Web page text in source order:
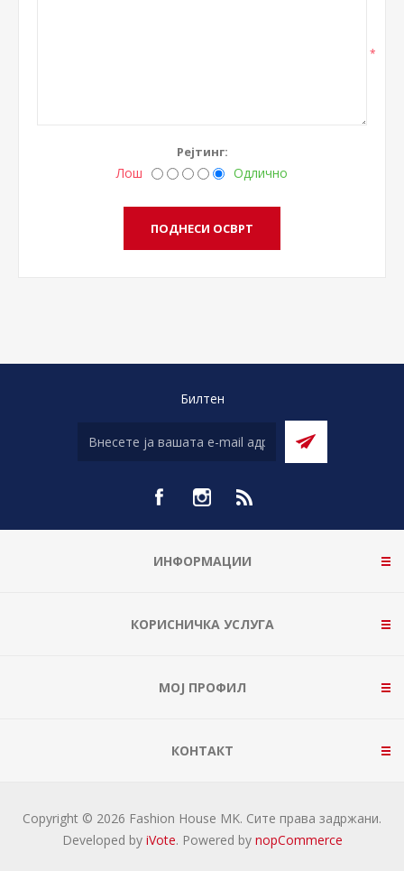
*
Рејтинг:
Лош Одлично
Билтен
ИНФОРМАЦИИ
КОРИСНИЧКА УСЛУГА
МОЈ ПРОФИЛ
КОНТАКТ
Copyright © 2026 Fashion House MK. Сите права задржани.
Developed by iVote. Powered by nopCommerce